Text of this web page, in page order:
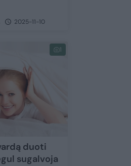
2025-11-10
1
duoti
sugalvoja